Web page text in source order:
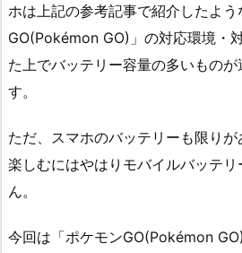
ホは上記の参考記事で紹介したよう
GO(Pokémon GO)」の対応環境・
た上でバッテリー容量の多いものが
す。
ただ、スマホのバッテリーも限り
楽しむにはやはりモバイルバッテ
ん。
今回は「ポケモンGO(Pokémon